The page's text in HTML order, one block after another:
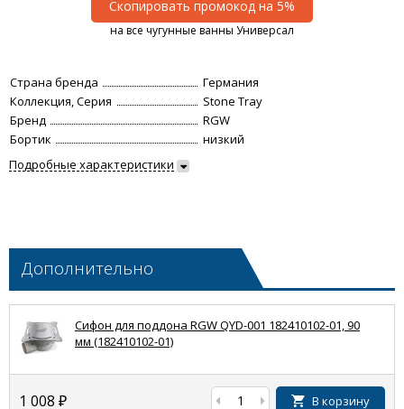
Скопировать промокод на 5%
на все чугунные ванны Универсал
Страна бренда
Германия
Коллекция, Серия
Stone Tray
Бренд
RGW
Бортик
низкий
Подробные характеристики
Дополнительно
Сифон для поддона RGW QYD-001 182410102-01, 90
мм (182410102-01)
1 008 ₽ В корзину